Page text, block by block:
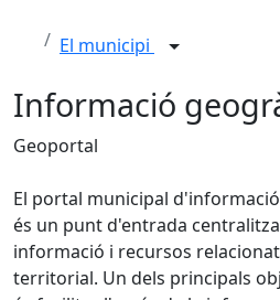
El municipi
Informació
Geoportal
El portal municipal
és un punt d'entrada
informació i recursos
territorial. Un dels principals